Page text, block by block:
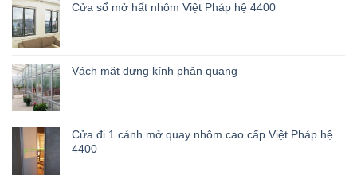
Cửa sổ mở hất nhôm Việt Pháp hệ 4400
Vách mặt dựng kính phản quang
Cửa đi 1 cánh mở quay nhôm cao cấp Việt Pháp hệ
4400